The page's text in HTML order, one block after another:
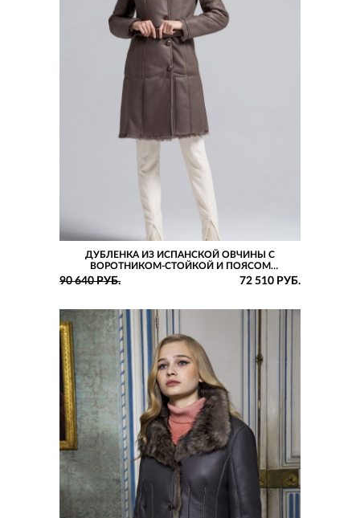
ДУБЛЕНКА ИЗ ИСПАНСКОЙ ОВЧИНЫ С
ВОРОТНИКОМ-СТОЙКОЙ И ПОЯСОМ
ПОЛУПРИТАЛЕННОГО СИЛУЭТА
90 640 РУБ. 72 510 РУБ.